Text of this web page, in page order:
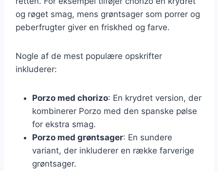
og røget smag, mens grøntsager som porrer og
peberfrugter giver en friskhed og farve.
Nogle af de mest populære opskrifter
inkluderer:
Porzo med chorizo: En krydret version, der
kombinerer Porzo med den spanske pølse
for ekstra smag.
Porzo med grøntsager: En sundere
variant, der inkluderer en række farverige
grøntsager.